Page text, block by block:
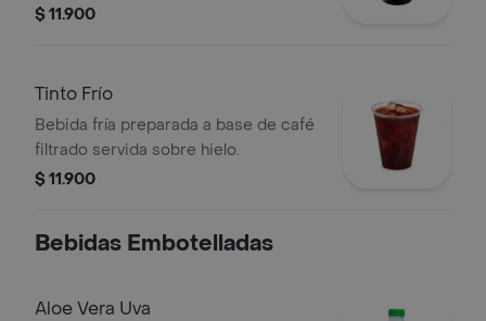
$ 11.900
Tinto Frío
Bebida fría preparada a base de café
filtrado servida sobre hielo.
$ 11.900
Bebidas Embotelladas
Aloe Vera Uva